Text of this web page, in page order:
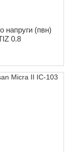
напруги (пвн)
0.8